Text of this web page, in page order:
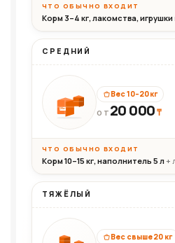
ЧТО ОБЫЧНО ВХОДИТ
Корм 3–4 кг, лакомства, игрушки
СРЕДНИЙ
20кг
Вес 10–20 кг
ОТ 20 000₸
ЧТО ОБЫЧНО ВХОДИТ
Корм 10–15 кг, наполнитель 5 л+
ТЯЖЁЛЫЙ
Вес свыше 20 кг